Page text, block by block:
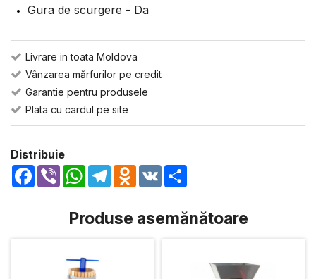
Gura de scurgere - Da
Livrare in toata Moldova
Vânzarea mărfurilor pe credit
Garantie pentru produsele
Plata cu cardul pe site
Distribuie
Facebook
Viber WhatsApp
TelegramOdnoklassniki
VK
Produse asemănătoare